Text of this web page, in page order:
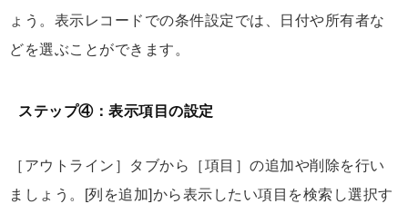
ょう。表示レコードでの条件設定では、日付や所有者な
どを選ぶことができます。
ステップ④：表示項目の設定
［アウトライン］タブから［項目］の追加や削除を行い
ましょう。[列を追加]から表示したい項目を検索し選択す